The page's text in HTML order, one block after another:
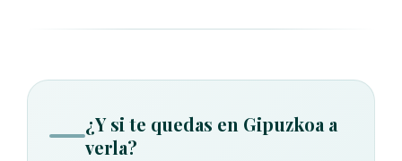
¿Y si te quedas en Gipuzkoa a
verla?